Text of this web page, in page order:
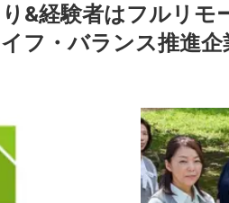
&経験者はフルリモ
フ・バランス推進